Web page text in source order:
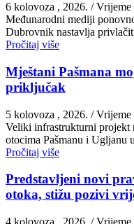
6 kolovoza , 2026. / Vrijeme
Međunarodni mediji
Dubrovnik nastavlja
Pročitaj više
Mještani Pašmana
priključak
5 kolovoza , 2026. / Vrijeme
Veliki infrastrukturni projekt
otocima Pašmanu i
Pročitaj više
Predstavljeni novi
otoka, stižu pozivi
4 kolovoza , 2026. / Vrijeme